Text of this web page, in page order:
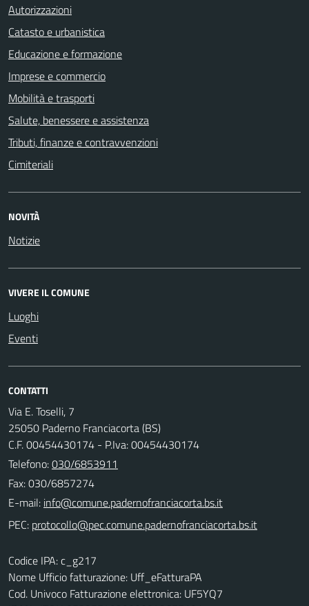
Autorizzazioni
Catasto e urbanistica
Educazione e formazione
Imprese e commercio
Mobilità e trasporti
Salute, benessere e assistenza
Tributi, finanze e contravvenzioni
Cimiteriali
NOVITÀ
Notizie
VIVERE IL COMUNE
Luoghi
Eventi
CONTATTI
Via E. Toselli, 7
25050 Paderno Franciacorta (BS)
C.F. 00454430174 - P.Iva: 00454430174
Telefono:030/6853911
Fax: 030/6857274
E-mail:
PEC:
Codice IPA: c_g217
Nome Ufficio fatturazione: Uff_eFatturaPA
Cod. Univoco Fatturazione elettronica: UF5YQ7